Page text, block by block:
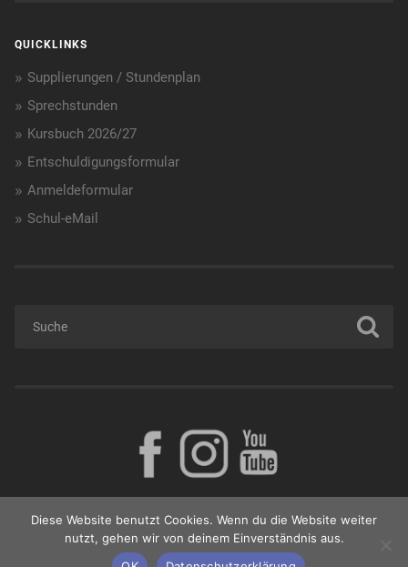
QUICKLINKS
Supplierungen / Stundenplan
Sprechstunden
Kursbuch 2026/27
Entschuldigungsformular
Anmeldeformular
Schul-eMail
BORG GÜSSING
Diese Website benutzt Cookies. Wenn du die Website weiter
nutzt, gehen wir von deinem Einverständnis aus.